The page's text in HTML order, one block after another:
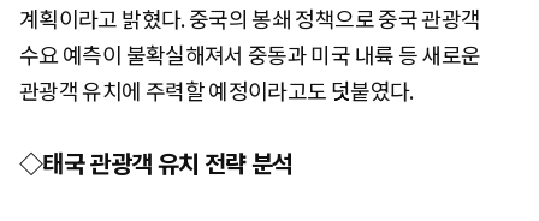
계획이라고 밝혔다. 중국의 봉쇄 정책으로 중국 관광객
수요 예측이 불확실해져서 중동과 미국 내륙 등 새로운
관광객 유치에 주력할 예정이라고도 덧붙였다.
◇태국 관광객 유치 전략 분석